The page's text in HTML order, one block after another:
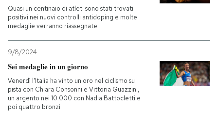
Quasi un centinaio di atleti sono stati trovati
positivi nei nuovi controlli antidoping e molte
medaglie verranno riassegnate
9/8/2024
Sei medaglie in un giorno
Venerdì l'Italia ha vinto un oro nel ciclismo su
pista con Chiara Consonni e Vittoria Guazzini,
un argento nei 10.000 con Nadia Battocletti e
poi quattro bronzi